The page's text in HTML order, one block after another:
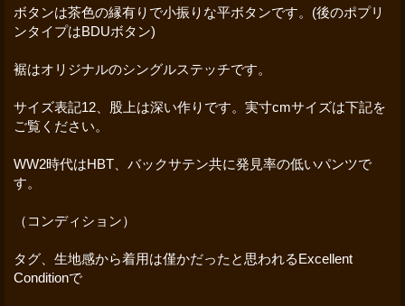
ボタンは茶色の縁有りで小振りな平ボタンです。(後のポプリ
ンタイプはBDUボタン)
裾はオリジナルのシングルステッチです。
サイズ表記12、股上は深い作りです。実寸cmサイズは下記を
ご覧ください。
WW2時代はHBT、バックサテン共に発見率の低いパンツで
す。
（コンディション）
タグ、生地感から着用は僅かだったと思われるExcellent
Conditionで